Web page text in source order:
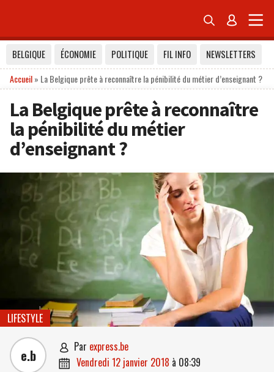
 
BELGIQUE ÉCONOMIE POLITIQUE FIL INFO
NEWSLETTERS
Accueil» La Belgique prête à reconnaître la pénibilité du métier d’enseignant ?
La Belgique prête à reconnaître
la pénibilité du métier
d’enseignant ?
LIFESTYLE
e.b  par express.be
 vendredi 12 janvier 2018 à 08:39